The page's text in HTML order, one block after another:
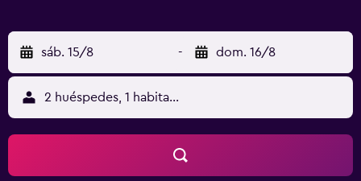
km.
sáb. 15/8 - dom. 16/8
2 huéspedes, 1 habitación